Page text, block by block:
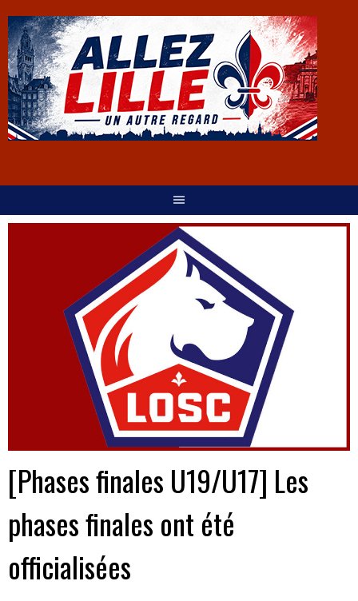
[Phases finales U19/U17] Les
phases finales ont été
officialisées